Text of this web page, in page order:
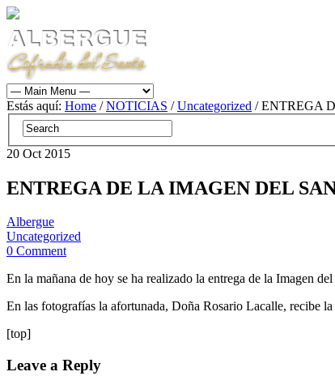
Estás aquí: Home /NOTICIAS /Uncategorized / ENTREGA
20 Oct 2015
ENTREGA DE LA IMAGEN DEL
Albergue
Uncategorized
0 Comment
En la mañana de hoy se ha realizado la entrega de la Imagen
En las fotografías la afortunada, Doña Rosario Lacalle, recibe
[top]
Leave a Reply